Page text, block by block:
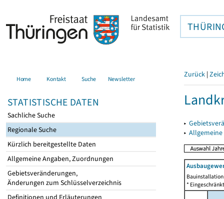
Home Kontakt Suche Newsletter
STATISTISCHE DATEN
Sachliche Suche
Regionale Suche
Kürzlich bereitgestellte Daten
Allgemeine Angaben, Zuordnungen
Gebietsveränderungen,
Änderungen zum Schlüsselverzeichnis
Zurück |
▸
▸
*